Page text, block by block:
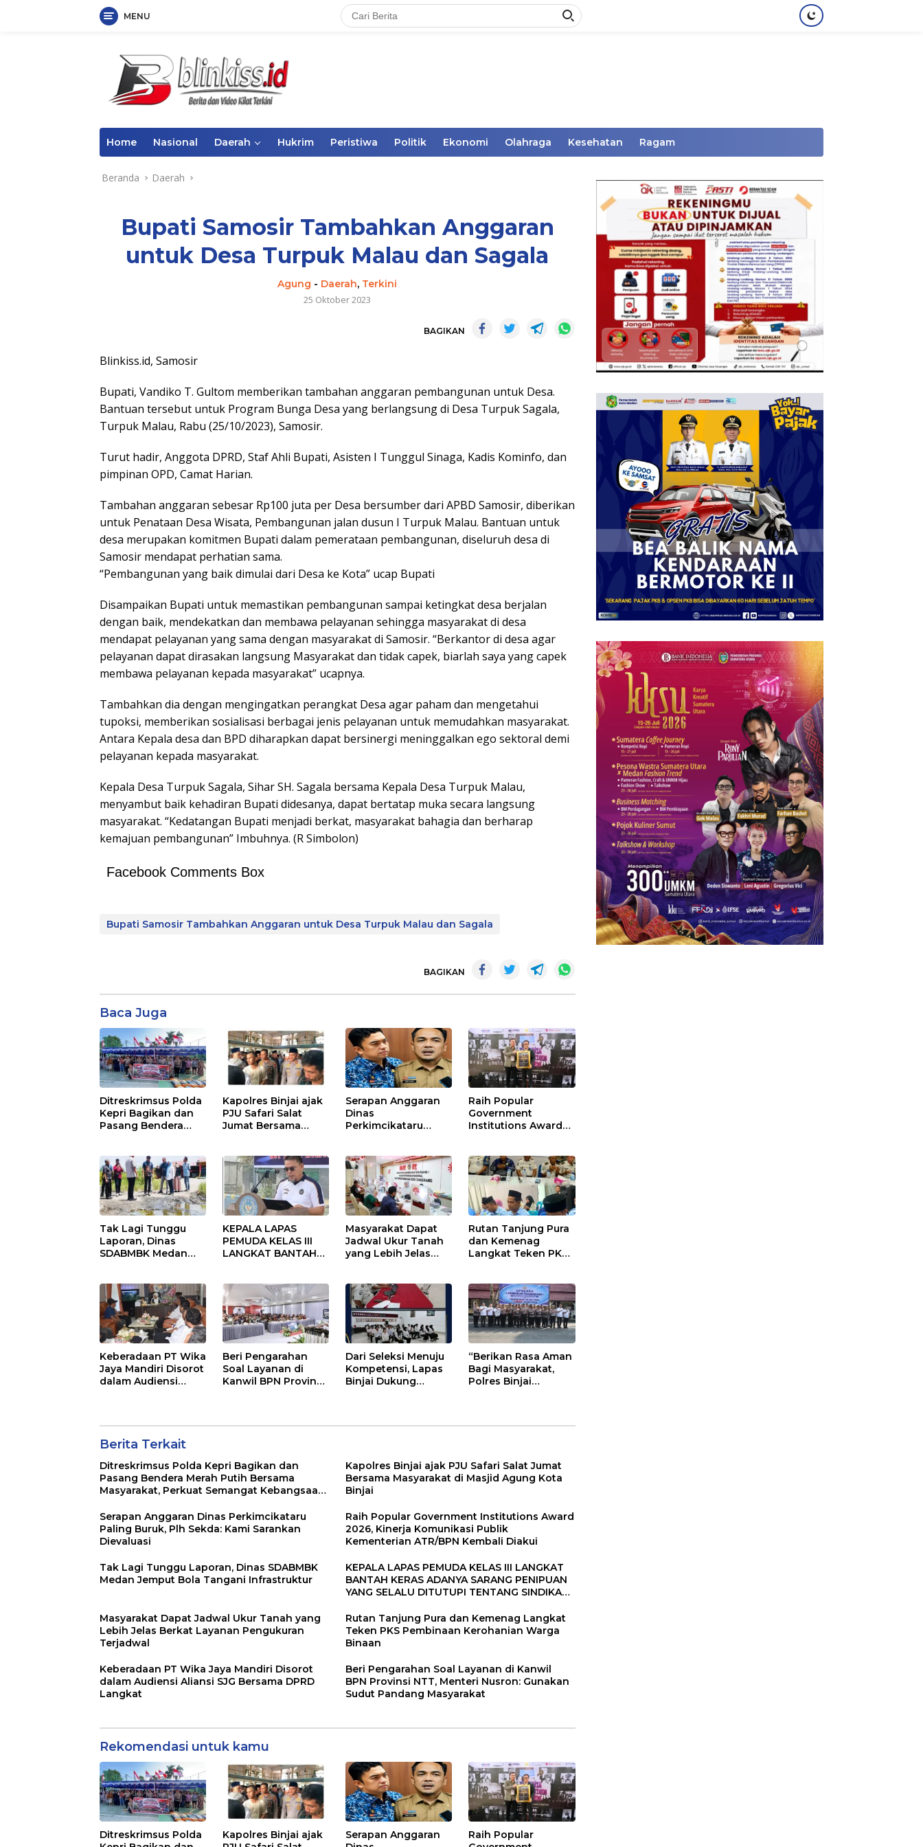
MENU
Home Nasional Daerah Hukrim Peristiwa Politik Ekonomi Olahraga Kesehatan Ragam
Beranda Daerah
Bupati Samosir Tambahkan Anggaran
untuk Desa Turpuk Malau dan Sagala
Agung - Daerah, Terkini
25 Oktober 2023
BAGIKAN
Blinkiss.id, Samosir
Bupati, Vandiko T. Gultom memberikan tambahan anggaran pembangunan untuk Desa.
Bantuan tersebut untuk Program Bunga Desa yang berlangsung di Desa Turpuk Sagala,
Turpuk Malau, Rabu (25/10/2023), Samosir.
Turut hadir, Anggota DPRD, Staf Ahli Bupati, Asisten I Tunggul Sinaga, Kadis Kominfo, dan
pimpinan OPD, Camat Harian.
Tambahan anggaran sebesar Rp100 juta per Desa bersumber dari APBD Samosir, diberikan
untuk Penataan Desa Wisata, Pembangunan jalan dusun I Turpuk Malau. Bantuan untuk
desa merupakan komitmen Bupati dalam pemerataan pembangunan, diseluruh desa di
Samosir mendapat perhatian sama.
“Pembangunan yang baik dimulai dari Desa ke Kota” ucap Bupati
Disampaikan Bupati untuk memastikan pembangunan sampai ketingkat desa berjalan
dengan baik, mendekatkan dan membawa pelayanan sehingga masyarakat di desa
mendapat pelayanan yang sama dengan masyarakat di Samosir. “Berkantor di desa agar
pelayanan dapat dirasakan langsung Masyarakat dan tidak capek, biarlah saya yang capek
membawa pelayanan kepada masyarakat” ucapnya.
Tambahkan dia dengan mengingatkan perangkat Desa agar paham dan mengetahui
tupoksi, memberikan sosialisasi berbagai jenis pelayanan untuk memudahkan masyarakat.
Antara Kepala desa dan BPD diharapkan dapat bersinergi meninggalkan ego sektoral demi
pelayanan kepada masyarakat.
Kepala Desa Turpuk Sagala, Sihar SH. Sagala bersama Kepala Desa Turpuk Malau,
menyambut baik kehadiran Bupati didesanya, dapat bertatap muka secara langsung
masyarakat. “Kedatangan Bupati menjadi berkat, masyarakat bahagia dan berharap
kemajuan pembangunan” Imbuhnya. (R Simbolon)
Facebook Comments Box
Bupati Samosir Tambahkan Anggaran untuk Desa Turpuk Malau dan Sagala
BAGIKAN
Baca Juga
Ditreskrimsus Polda
Kepri Bagikan dan
Pasang Bendera
Masyarakat, Perkuat
Semangat
Kebangsaan.
Kapolres Binjai ajak
PJU Safari Salat
Jumat Bersama
Serapan Anggaran
Dinas
Perkimcikataru
Sarankan Dievaluasi
Raih Popular
Government
Institutions Award
Kementerian
ATR/BPN Kembali
Diakui
Tak Lagi Tunggu
Laporan, Dinas
SDABMBK Medan
Infrastruktur
KEPALA LAPAS
PEMUDA KELAS III
LANGKAT BANTAH
YANG SELALU
DITUTUPI TENTANG
SINDIKAT PENIPU
PENJUALAN EMAS
Masyarakat Dapat
Jadwal Ukur Tanah
yang Lebih Jelas
Terjadwal
Rutan Tanjung Pura
dan Kemenag
Langkat Teken PKS
Binaan
Keberadaan PT Wika
Jaya Mandiri Disorot
dalam Audiensi
Beri Pengarahan
Soal Layanan di
Kanwil BPN Provinsi
Masyarakat
Dari Seleksi Menuju
Kompetensi, Lapas
Binjai Dukung
“Berikan Rasa Aman
Bagi Masyarakat,
Polres Binjai
Berita Terkait
Ditreskrimsus Polda Kepri Bagikan dan
Pasang Bendera Merah Putih Bersama
Masyarakat, Perkuat Semangat Kebangsaan.
Kapolres Binjai ajak PJU Safari Salat Jumat
Bersama Masyarakat di Masjid Agung Kota
Binjai
Serapan Anggaran Dinas Perkimcikataru
Paling Buruk, Plh Sekda: Kami Sarankan
Dievaluasi
Raih Popular Government Institutions Award
2026, Kinerja Komunikasi Publik
Kementerian ATR/BPN Kembali Diakui
Tak Lagi Tunggu Laporan, Dinas SDABMBK
Medan Jemput Bola Tangani Infrastruktur
KEPALA LAPAS PEMUDA KELAS III LANGKAT
BANTAH KERAS ADANYA SARANG PENIPUAN
YANG SELALU DITUTUPI TENTANG SINDIKAT
Masyarakat Dapat Jadwal Ukur Tanah yang
Lebih Jelas Berkat Layanan Pengukuran
Terjadwal
Rutan Tanjung Pura dan Kemenag Langkat
Teken PKS Pembinaan Kerohanian Warga
Binaan
Keberadaan PT Wika Jaya Mandiri Disorot
dalam Audiensi Aliansi SJG Bersama DPRD
Langkat
Beri Pengarahan Soal Layanan di Kanwil
BPN Provinsi NTT, Menteri Nusron: Gunakan
Sudut Pandang Masyarakat
Rekomendasi untuk kamu
Ditreskrimsus Polda
Kapolres Binjai ajak
Serapan Anggaran
Raih Popular